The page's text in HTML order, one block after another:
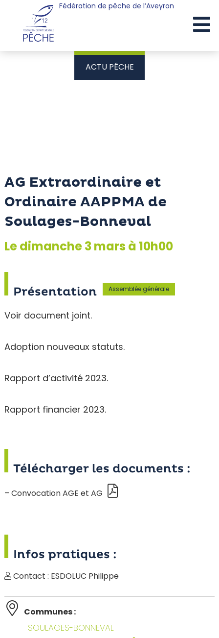
Fédération de pêche de l’Aveyron
ACTU PÊCHE
AG Extraordinaire et
Ordinaire AAPPMA de
Soulages-Bonneval
Le dimanche 3 mars à 10h00
Présentation Assemblée générale
Voir document joint.
Adoption nouveaux statuts.
Rapport d’activité 2023.
Rapport financier 2023.
Télécharger les documents :
– Convocation AGE et AG
Infos pratiques :
Contact : ESDOLUC Philippe
Communes :
SOULAGES-BONNEVAL
Cookies management panel